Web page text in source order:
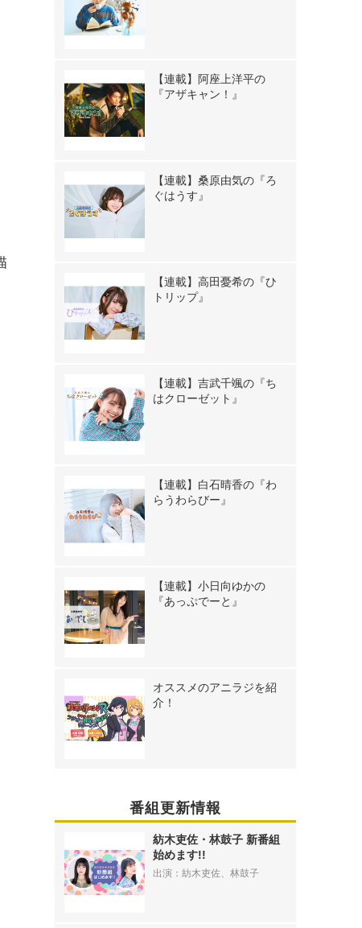
【連載】阿座上洋平の
『アザキャン！』
【連載】桑原由気の『ろ
ぐはうす』
【連載】高田憂希の『ひ
トリップ』
【連載】吉武千颯の『ち
はクローゼット』
【連載】白石晴香の『わ
らうわらびー』
【連載】小日向ゆかの
『あっぷでーと』
オススメのアニラジを紹
介！
番組更新情報
紡木吏佐・林鼓子 新番組
始めます!!
出演：紡木吏佐、林鼓子